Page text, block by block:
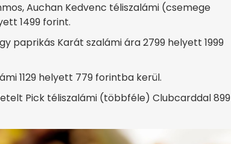
Auchan Kedvenc téliszalámi (csemege
1499 forint.
paprikás Karát szalámi ára 2799 helyett 1999
1129 helyett 779 forintba kerül.
Pick téliszalámi (többféle) Clubcarddal 899